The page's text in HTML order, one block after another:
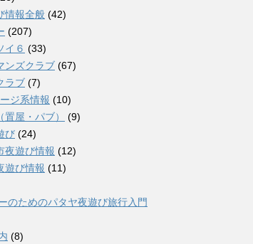
情報全般 (42)
(207)
イ６ (33)
ンズクラブ (67)
ラブ (7)
ジ系情報 (10)
屋・パブ）
(9)
び (24)
夜遊び情報 (12)
遊び情報 (11)
のためのパタヤ夜遊び旅行入門
(8)